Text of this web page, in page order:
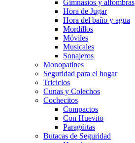
Gimnasios y alfombras
Hora de Jugar
Hora del baño y agua
Mordillos
Móviles
Musicales
Sonajeros
Monopatines
Seguridad para el hogar
Triciclos
Cunas y Colechos
Cochecitos
Compactos
Con Huevito
Paragüitas
Butacas de Seguridad